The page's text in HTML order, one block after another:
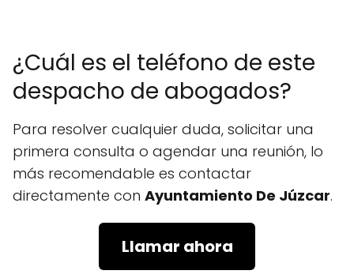
¿Cuál es el teléfono de este
despacho de abogados?
Para resolver cualquier duda, solicitar una
primera consulta o agendar una reunión, lo
más recomendable es contactar
directamente con Ayuntamiento De Júzcar.
Llamar ahora